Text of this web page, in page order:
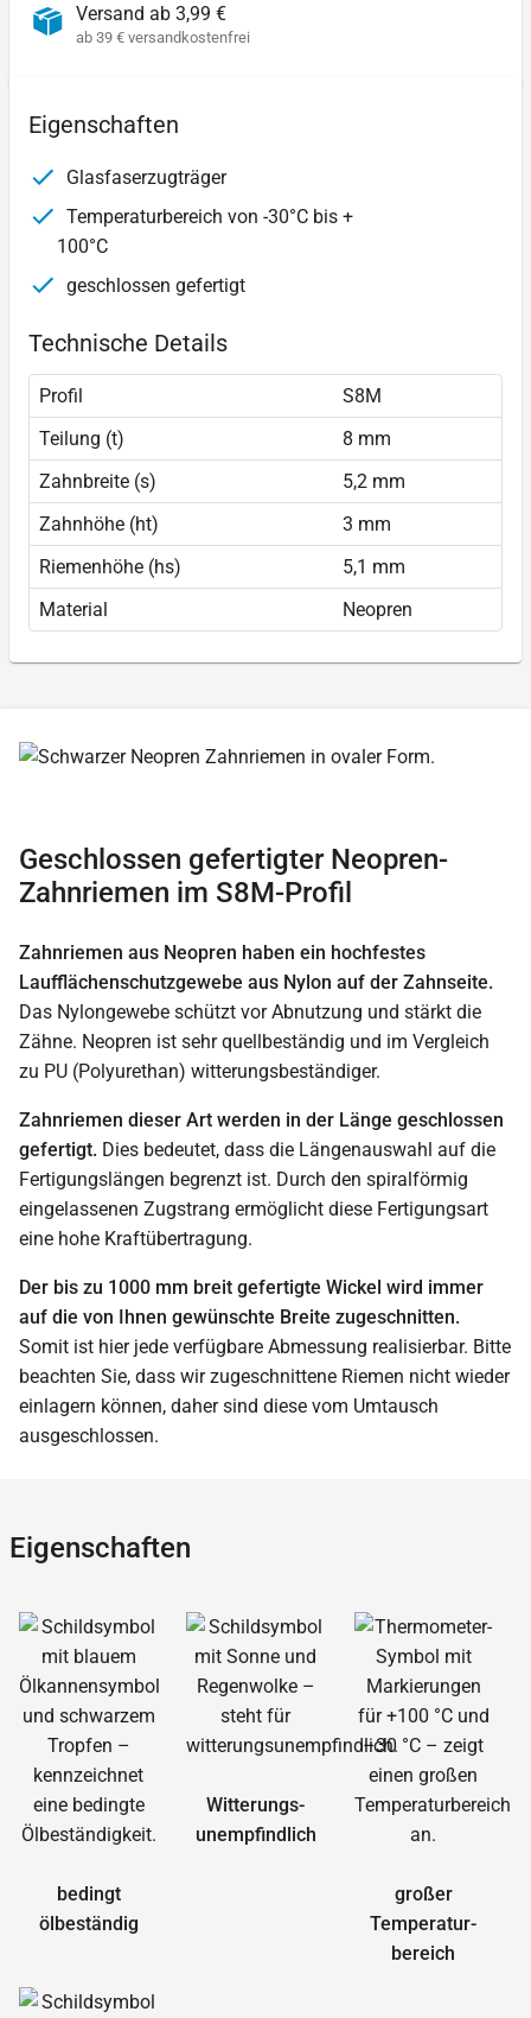
Versand ab 3,99 €
ab 39 € versandkostenfrei
Eigenschaften
Glasfaserzugträger
Temperaturbereich von -30°C bis +
100°C
geschlossen gefertigt
Technische Details
Profil
S8M
Teilung (t)
8 mm
Zahnbreite (s)
5,2 mm
Zahnhöhe (ht)
3 mm
Riemenhöhe (hs)
5,1 mm
Material
Neopren
Geschlossen gefertigter Neopren-
Zahnriemen im S8M-Profil
Zahnriemen aus Neopren haben ein hochfestes
Laufflächenschutzgewebe aus Nylon auf der Zahnseite.
Das Nylongewebe schützt vor Abnutzung und stärkt die
Zähne. Neopren ist sehr quellbeständig und im Vergleich
zu PU (Polyurethan) witterungsbeständiger.
Zahnriemen dieser Art werden in der Länge geschlossen
gefertigt. Dies bedeutet, dass die Längenauswahl auf die
Fertigungslängen begrenzt ist. Durch den spiralförmig
eingelassenen Zugstrang ermöglicht diese Fertigungsart
eine hohe Kraftübertragung.
Der bis zu 1000 mm breit gefertigte Wickel wird immer
auf die von Ihnen gewünschte Breite zugeschnitten.
Somit ist hier jede verfügbare Abmessung realisierbar. Bitte
beachten Sie, dass wir zugeschnittene Riemen nicht wieder
einlagern können, daher sind diese vom Umtausch
ausgeschlossen.
Eigenschaften
bedingt
ölbeständig
Witterungs­
unempfindlich
großer
Temperatur­
bereich